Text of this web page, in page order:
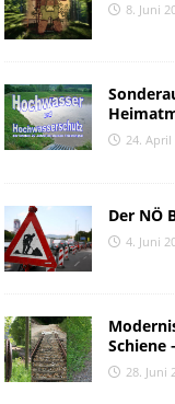
8. Juni
24. April
Der NÖ
4. Juni
Schiene
28. Juni